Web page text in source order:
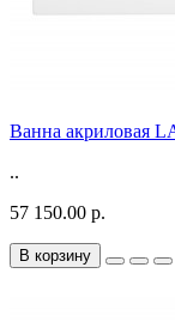
Ванна акриловая
..
57 150.00 р.
В корзину